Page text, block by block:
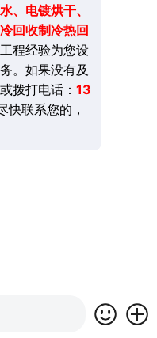
、电镀烘干、
回收制冷热回
程经验为您设
。如果没有及
拨打电话： 13
快联系您的，